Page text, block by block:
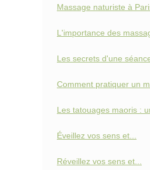
Massage naturiste à
L'importance des
Les secrets d'une séance
Comment pratiquer un
Les tatouages maoris :
Éveillez vos sens et...
Réveillez vos sens et...